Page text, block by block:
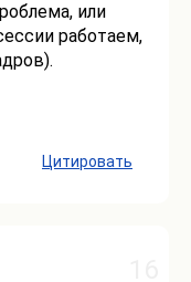
или
работаем,
Цитировать